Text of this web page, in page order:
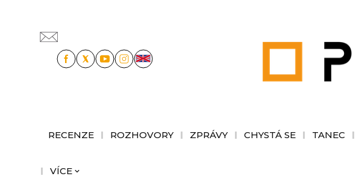
RECENZE ROZHOVORY ZPRÁVY CHYSTÁ SE TANEC
VÍCE